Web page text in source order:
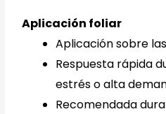
Aplicación foliar
Aplicación sobre
Respuesta rápida
estrés o alta
Recomendada